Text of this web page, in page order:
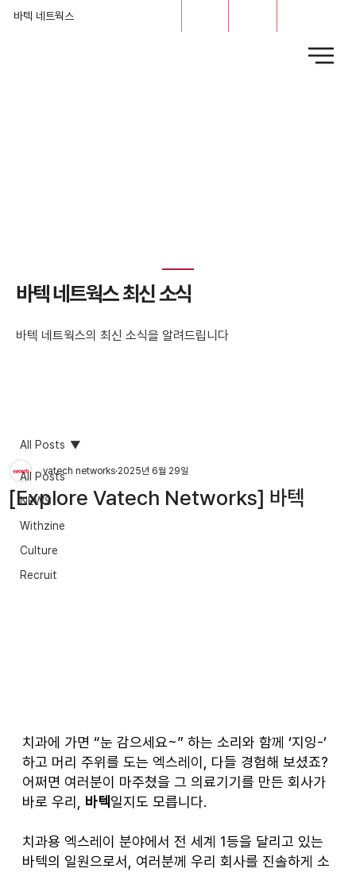
바텍 네트웍스
​바텍 네트웍스 최신 소식
바텍 네트웍스의 최신 소식을 알려드립니다
All Posts
NEWS
Withzine
Culture
Recruit
All Posts
[Explore Vatech Networks] 바텍
vatech networks 2025년 6월 29일
치과에 가면 “눈 감으세요~” 하는 소리와 함께 ‘지잉-’
하고 머리 주위를 도는 엑스레이, 다들 경험해 보셨죠?
어쩌면 여러분이 마주쳤을 그 의료기기를 만든 회사가
바로 우리, 바텍일지도 모릅니다.
치과용 엑스레이 분야에서 전 세계 1등을 달리고 있는
바텍의 일원으로서, 여러분께 우리 회사를 진솔하게 소